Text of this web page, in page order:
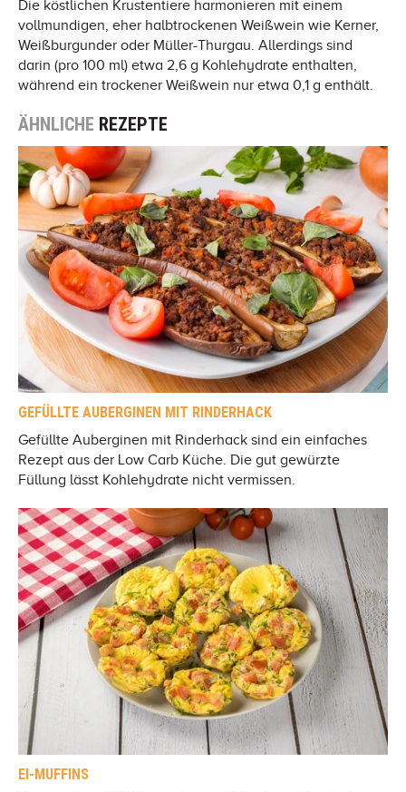
Die köstlichen Krustentiere harmonieren mit einem
vollmundigen, eher halbtrockenen Weißwein wie Kerner,
Weißburgunder oder Müller-Thurgau. Allerdings sind
darin (pro 100 ml) etwa 2,6 g Kohlehydrate enthalten,
während ein trockener Weißwein nur etwa 0,1 g enthält.
ÄHNLICHE REZEPTE
GEFÜLLTE AUBERGINEN MIT RINDERHACK
Gefüllte Auberginen mit Rinderhack sind ein einfaches
Rezept aus der Low Carb Küche. Die gut gewürzte
Füllung lässt Kohlehydrate nicht vermissen.
EI-MUFFINS